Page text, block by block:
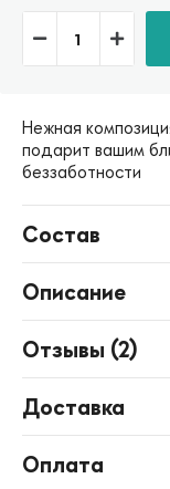
Нежная
подарит вашим
беззаботности
Состав
Описание
Отзывы (2)
Доставка
Оплата